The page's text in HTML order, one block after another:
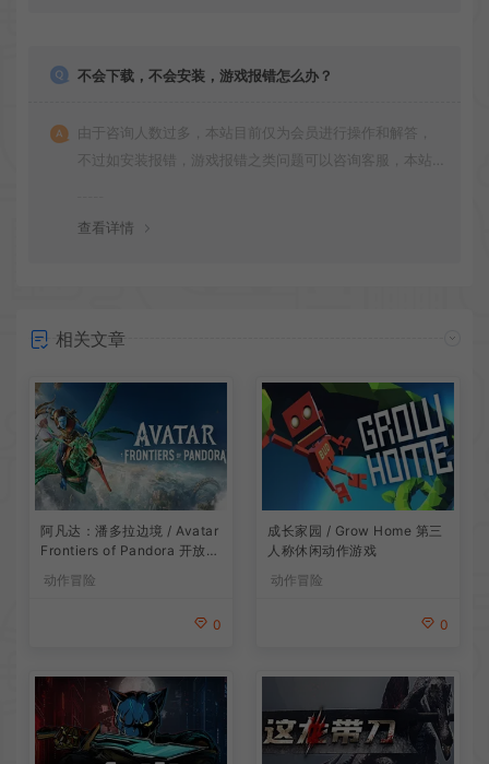
不会下载，不会安装，游戏报错怎么办？
由于咨询人数过多，本站目前仅为会员进行操作和解答，
不过如安装报错，游戏报错之类问题可以咨询客服，本站
查看详情
相关文章
阿凡达：潘多拉边境 / Avatar
Frontiers of Pandora 开放世
动作冒险
0
成长家园 / Grow Home 第三
人称休闲动作游戏
动作冒险
0